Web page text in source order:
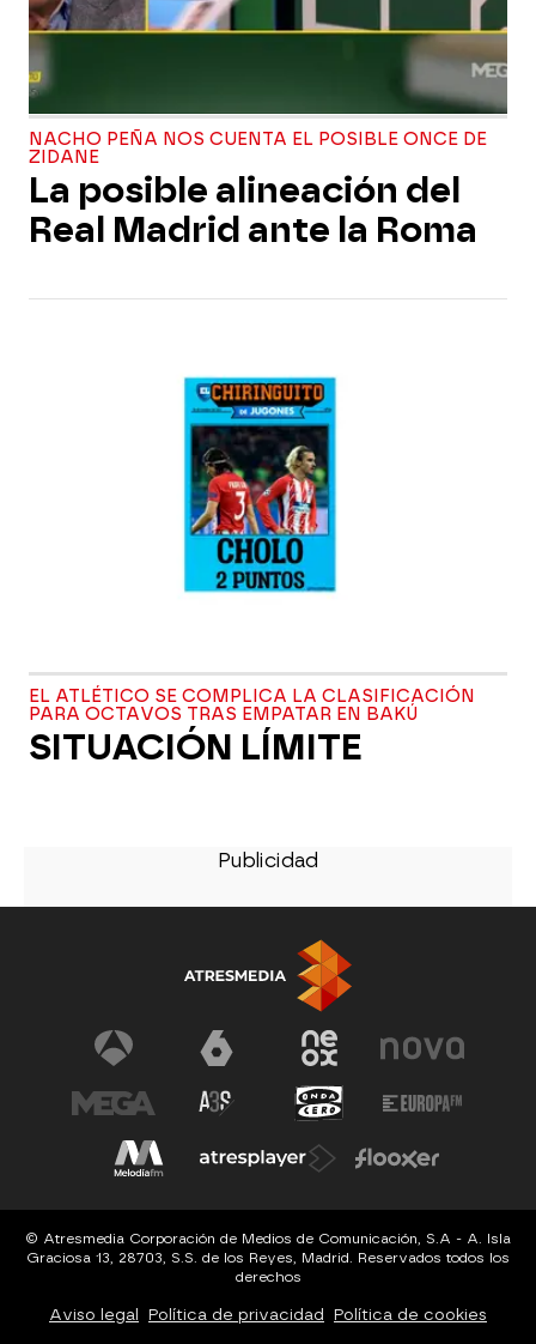
NACHO PEÑA NOS CUENTA EL POSIBLE ONCE DE
ZIDANE
La posible alineación del
Real Madrid ante la Roma
EL ATLÉTICO SE COMPLICA LA CLASIFICACIÓN
PARA OCTAVOS TRAS EMPATAR EN BAKÚ
SITUACIÓN LÍMITE
© Atresmedia Corporación de Medios de Comunicación, S.A - A. Isla
Graciosa 13, 28703, S.S. de los Reyes, Madrid. Reservados todos los
derechos
Aviso legal Política de privacidad Política de cookies